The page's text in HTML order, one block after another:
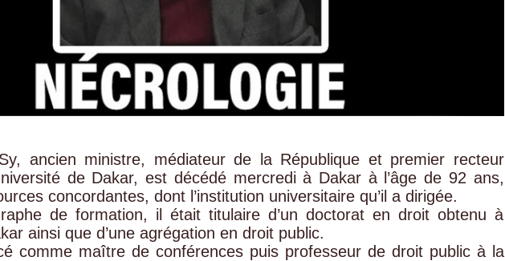
ancien ministre, médiateur de la République et premier recteur
de Dakar, est décédé mercredi à Dakar à l’âge de 92 ans,
concordantes, dont l’institution universitaire qu’il a dirigée.
de formation, il était titulaire d’un doctorat en droit obtenu à
ainsi que d’une agrégation en droit public.
comme maître de conférences puis professeur de droit public à la